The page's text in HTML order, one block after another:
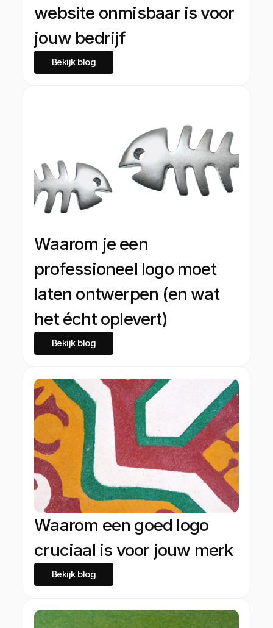
website onmisbaar is voor
jouw bedrijf
Bekijk blog
Waarom je een
professioneel logo moet
laten ontwerpen (en wat
het écht oplevert)
Bekijk blog
Waarom een goed logo
cruciaal is voor jouw merk
Bekijk blog